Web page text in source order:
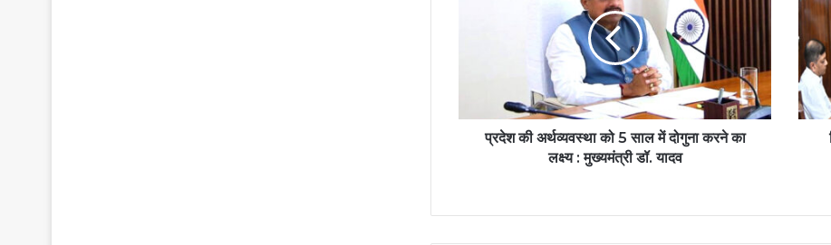
प्रदेश की अर्थव्यवस्था को 5 साल में दोगुना करने का
लक्ष्य : मुख्यमंत्री डॉ. यादव